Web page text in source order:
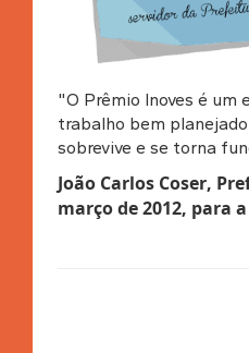
"O Prêmio Inoves é um
trabalho bem
sobrevive e se torna
João Carlos Coser,
março de 2012, para